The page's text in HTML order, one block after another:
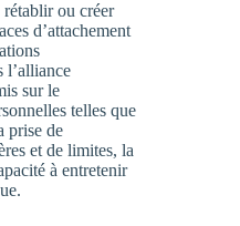
ou créer
d’attachement
l’alliance
sur le
telles que
prise de
et de limites, la
à entretenir